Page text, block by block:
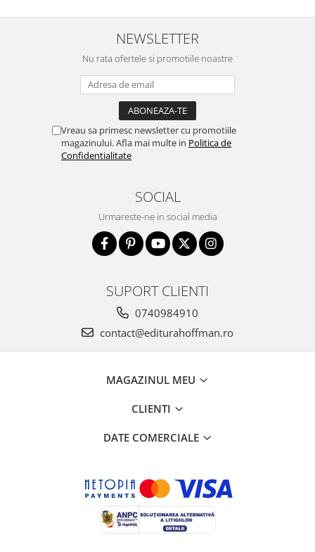
NEWSLETTER
Nu rata ofertele si promotiile noastre
Vreau sa primesc newsletter cu promotiile
magazinului. Afla mai multe in Politica de
Confidentialitate
SOCIAL
Urmareste-ne in social media
SUPORT CLIENTI
0740984910
contact@editurahoffman.ro
MAGAZINUL MEU
CLIENTI
DATE COMERCIALE